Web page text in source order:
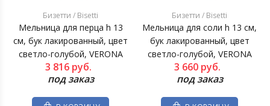
Бизетти / Bisetti
Мельница для перца h 13
см, бук лакированный, цвет
светло-голубой, VERONA
3 816 руб.
под заказ
Бизетти / Bisetti
Мельница для соли h 13 см,
бук лакированный, цвет
светло-голубой, VERONA
3 660 руб.
под заказ